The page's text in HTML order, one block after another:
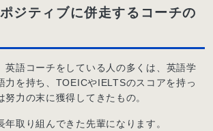
ジティブに併走するコーチの
英語コーチをしている人の多くは、英語学
力を持ち、TOEICやIELTSのスコアを持っ
努力の末に獲得してきたもの。
取り組んできた先輩になります。